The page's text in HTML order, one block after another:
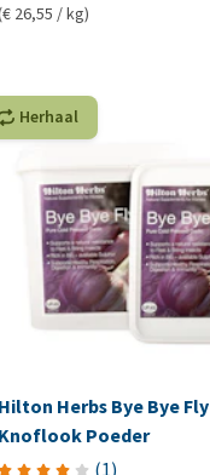
26,55 / kg)
Herhaal
Hilton Herbs Bye Bye Fly
Knoflook Poeder